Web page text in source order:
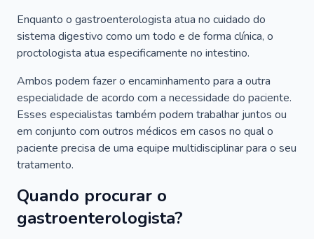
Enquanto o gastroenterologista atua no cuidado do
sistema digestivo como um todo e de forma clínica, o
proctologista atua especificamente no intestino.
Ambos podem fazer o encaminhamento para a outra
especialidade de acordo com a necessidade do paciente.
Esses especialistas também podem trabalhar juntos ou
em conjunto com outros médicos em casos no qual o
paciente precisa de uma equipe multidisciplinar para o seu
tratamento.
Quando procurar o
gastroenterologista?